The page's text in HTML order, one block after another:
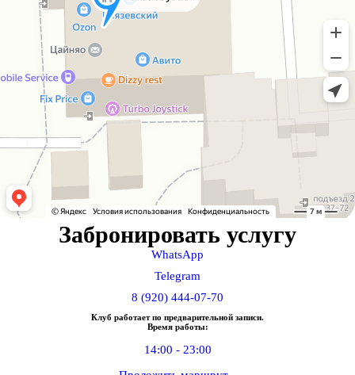
Забронировать услугу
WhatsApp
Telegram
8 (920) 444-07-70
Клуб работает по предварительной записи.
Время работы:
14:00 - 23:00